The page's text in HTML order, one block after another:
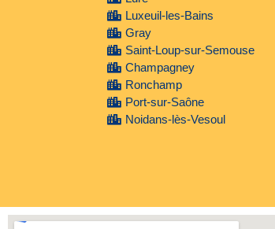
Luxeuil-les-Bains
Gray
Saint-Loup-sur-Semouse
Champagney
Ronchamp
Port-sur-Saône
Noidans-lès-Vesoul